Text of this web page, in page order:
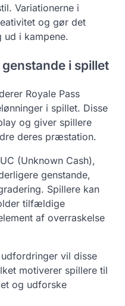
Variationerne i
og gør det
ud i kampene.
i spillet
Royale Pass
i spillet. Disse
og giver spillere
deres præstation.
(Unknown Cash),
genstande,
Spillere kan
tilfældige
af overraskelse
vil disse
motiverer spillere til
og udforske